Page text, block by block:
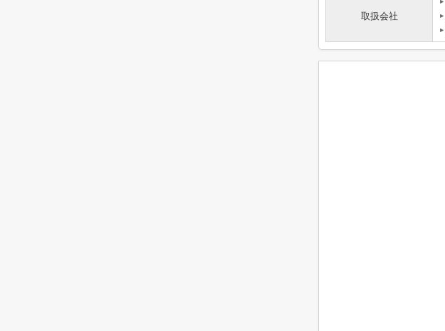
取扱会社